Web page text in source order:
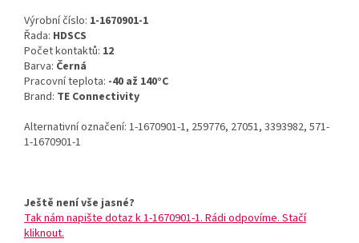
Výrobní číslo: 1-1670901-1
Řada: HDSCS
Počet kontaktů: 12
Barva: Černá
Pracovní teplota: -40 až 140°C
Brand: TE Connectivity
Alternativní označení: 1-1670901-1, 259776, 27051, 3393982, 571-
1-1670901-1
Ještě není vše jasné?
Tak nám napište dotaz k 1-1670901-1. Rádi odpovíme. Stačí
kliknout.